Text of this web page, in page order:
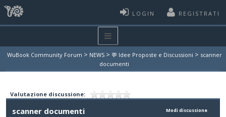
LOGIN REGISTRATI
WuBook Community Forum > NEWS > 💬 Idee Proposte e Discussioni > scanner
documenti
Valutazione discussione:
Modi discussione
scanner documenti